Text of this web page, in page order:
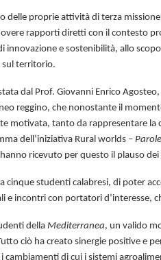
delle proprie attività di terza
rapporti diretti con il contesto
innovazione e sostenibilità, allo
sul territorio.
dal Prof. Giovanni Enrico
reggino, che nonostante il
motivata, tanto da rappresentare la
dell’iniziativa Rural worlds –
hanno ricevuto per questo il plauso
cinque studenti calabresi, di poter
e incontri con portatori d’interesse,
della Mediterranea, un valido
ciò ha creato sinergie positive e
di cui i sistemi